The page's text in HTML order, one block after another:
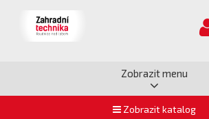
Zobrazit menu
Zobrazit katalog